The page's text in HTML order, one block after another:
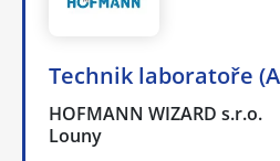
Technik laboratoře
HOFMANN WIZARD s.r.o.
Louny